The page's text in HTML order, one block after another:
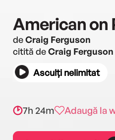
American on
deCraig Ferguson
citită deCraig Ferguson
Asculți nelimitat
7h 24m Adaugă la